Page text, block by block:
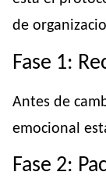
de
Fase 1:
Antes de
emocional
Fase 2: